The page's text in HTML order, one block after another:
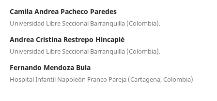
Camila Andrea Pacheco Paredes
Universidad Libre Seccional Barranquilla (Colombia).
Andrea Cristina Restrepo Hincapié
Universidad Libre Seccional Barranquilla (Colombia).
Fernando Mendoza Bula
Hospital Infantil Napoleón Franco Pareja (Cartagena, Colombia)